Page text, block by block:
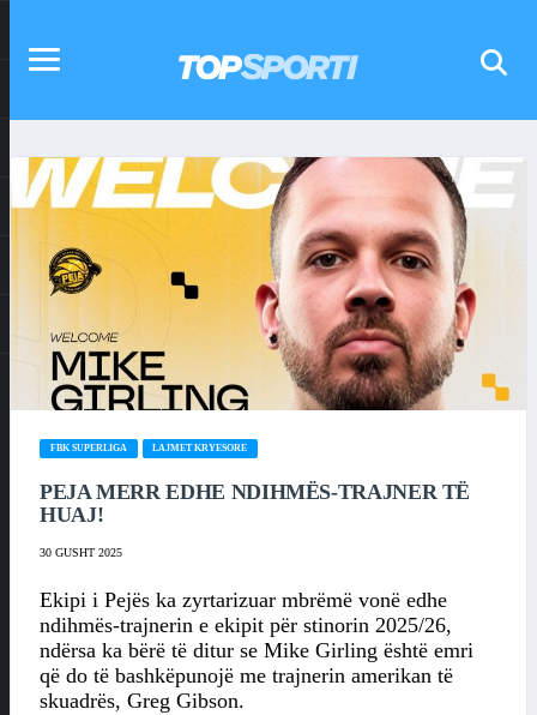
FBK SUPERLIGA LAJMET KRYESORE
PEJA MERR EDHE NDIHMËS-TRAJNER TË
HUAJ!
30 GUSHT 2025
Ekipi i Pejës ka zyrtarizuar mbrëmë vonë edhe
ndihmës-trajnerin e ekipit për stinorin 2025/26,
ndërsa ka bërë të ditur se Mike Girling është emri
që do të bashkëpunojë me trajnerin amerikan të
skuadrës, Greg Gibson.